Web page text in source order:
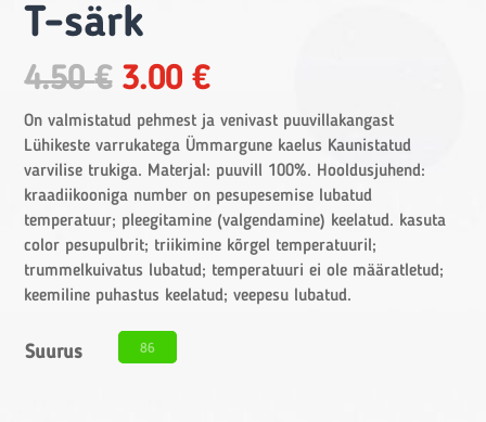
T-särk
4.50€ Original
price
was:
4.50 €.
3.00€Current
price
is:
3.00 €.
On valmistatud pehmest ja venivast puuvillakangast
Lühikeste varrukatega Ümmargune kaelus Kaunistatud
varvilise trukiga. Materjal: puuvill 100%. Hooldusjuhend:
kraadiikooniga number on pesupesemise lubatud
temperatuur; pleegitamine (valgendamine) keelatud. kasuta
color pesupulbrit; triikimine kõrgel temperatuuril;
trummelkuivatus lubatud; temperatuuri ei ole määratletud;
keemiline puhastus keelatud; veepesu lubatud.
Suurus 86